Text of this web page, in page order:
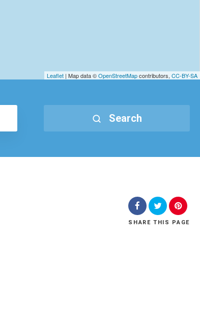
Leaflet | Map data ©OpenStreetMapcontributors, CC-BY-SA
Search
SHARE THIS PAGE